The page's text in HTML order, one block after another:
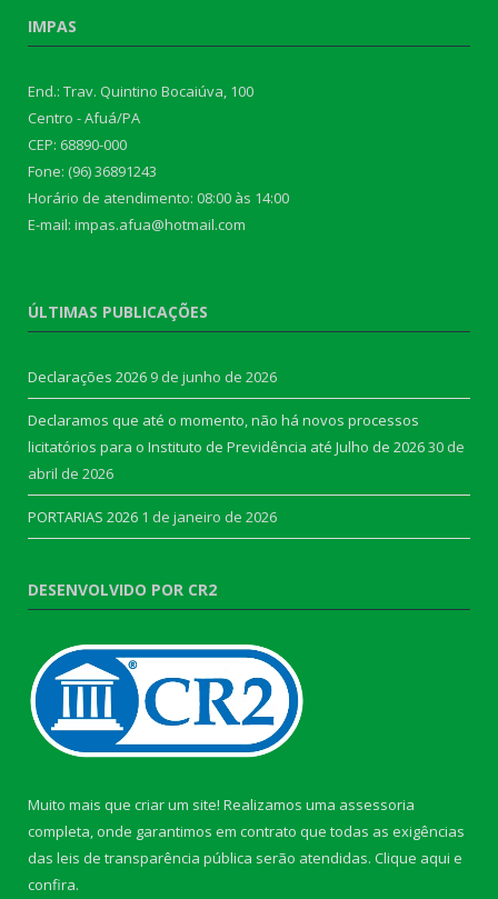
IMPAS
End.: Trav. Quintino Bocaiúva, 100
Centro - Afuá/PA
CEP: 68890-000
Fone: (96) 36891243
Horário de atendimento: 08:00 às 14:00
E-mail: impas.afua@hotmail.com
ÚLTIMAS PUBLICAÇÕES
Declarações 2026 9 de junho de 2026
Declaramos que até o momento, não há novos processos
licitatórios para o Instituto de Previdência até Julho de 202630 de
abril de 2026
PORTARIAS 2026 1 de janeiro de 2026
DESENVOLVIDO POR CR2
Muito mais que criar um site! Realizamos uma assessoria
completa, onde garantimos em contrato que todas as exigências
das leis de transparência pública serão atendidas. Clique aqui e
confira.